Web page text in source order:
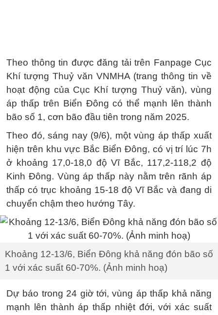
Theo thông tin được đăng tải trên Fanpage Cục
Khí tượng Thuỷ văn VNMHA (trang thông tin về
hoạt động của Cục Khí tượng Thuỷ văn), vùng
áp thấp trên Biển Đông có thể mạnh lên thành
bão số 1, cơn bão đầu tiên trong năm 2025.
Theo đó, sáng nay (9/6), một vùng áp thấp xuất
hiện trên khu vực Bắc Biển Đông, có vị trí lúc 7h
ở khoảng 17,0-18,0 độ Vĩ Bắc, 117,2-118,2 độ
Kinh Đông. Vùng áp thấp này nằm trên rãnh áp
thấp có trục khoảng 15-18 độ Vĩ Bắc và đang di
chuyển chậm theo hướng Tây.
Khoảng 12-13/6, Biển Đông khả năng đón bão số
1 với xác suất 60-70%. (Ảnh minh hoạ)
Dự báo trong 24 giờ tới, vùng áp thấp khả năng
mạnh lên thành áp thấp nhiệt đới, với xác suất